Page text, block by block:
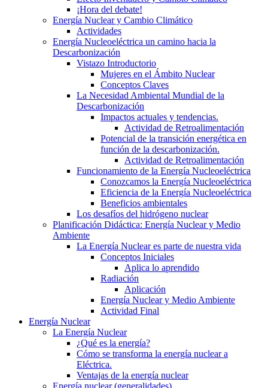
¡Hora del debate!
Energía Nuclear y Cambio Climático
Actividades
Energía Nucleoeléctrica un camino hacia la
Descarbonización
Vistazo Introductorio
Mujeres en el Ámbito Nuclear
Conceptos Claves
La Necesidad Ambiental Mundial de la
Descarbonización
Impactos actuales y tendencias.
Actividad de Retroalimentación
Potencial de la transición energética en
función de la descarbonización.
Actividad de Retroalimentación
Funcionamiento de la Energía Nucleoeléctrica
Conozcamos la Energía Nucleoeléctrica
Eficiencia de la Energía Nucleoeléctrica
Beneficios ambientales
Los desafíos del hidrógeno nuclear
Planificación Didáctica: Energía Nuclear y Medio
Ambiente
La Energía Nuclear es parte de nuestra vida
Conceptos Iniciales
Aplica lo aprendido
Radiación
Aplicación
Energía Nuclear y Medio Ambiente
Actividad Final
Energía Nuclear
La Energía Nuclear
¿Qué es la energía?
Cómo se transforma la energía nuclear a
Eléctrica.
Ventajas de la energía nuclear
Energía nuclear (generalidades)